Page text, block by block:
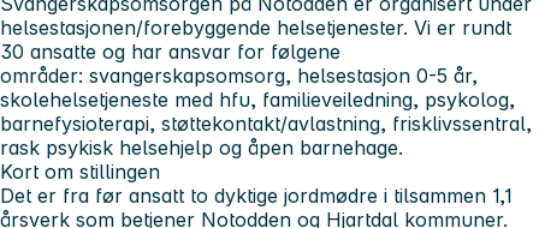
helsestasjonen/forebyggende helsetjenester. Vi er rundt
30 ansatte og har ansvar for følgene
områder: svangerskapsomsorg, helsestasjon 0-5 år,
skolehelsetjeneste med hfu, familieveiledning, psykolog,
barnefysioterapi, støttekontakt/avlastning, frisklivssentral,
rask psykisk helsehjelp og åpen barnehage.
Kort om stillingen
Det er fra før ansatt to dyktige jordmødre i tilsammen 1,1
årsverk som betjener Notodden og Hjartdal kommuner.